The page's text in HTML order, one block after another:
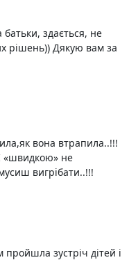
батьки, здається, не
рішень)) Дякую вам за
вона втрапила..!!!
«швидкою» не
вигрібати..!!!
зустріч дітей і